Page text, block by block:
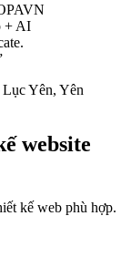
+ AI
Lục Yên, Yên
website
kế web phù hợp.